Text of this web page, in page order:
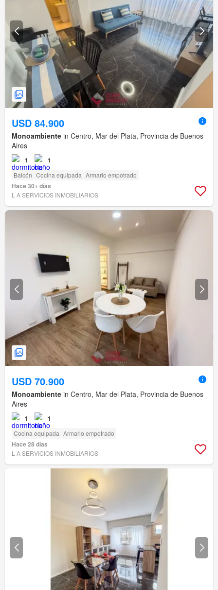
USD 84.900
Monoambiente in Centro, Mar del Plata, Provincia de Buenos
Aires
1 1
Balcón Cocina equipada Armario empotrado
Hace 30+ días
L A SERVICIOS INMOBILIARIOS
USD 70.900
Monoambiente in Centro, Mar del Plata, Provincia de Buenos
Aires
1 1
Cocina equipada Armario empotrado
Hace 28 días
L A SERVICIOS INMOBILIARIOS